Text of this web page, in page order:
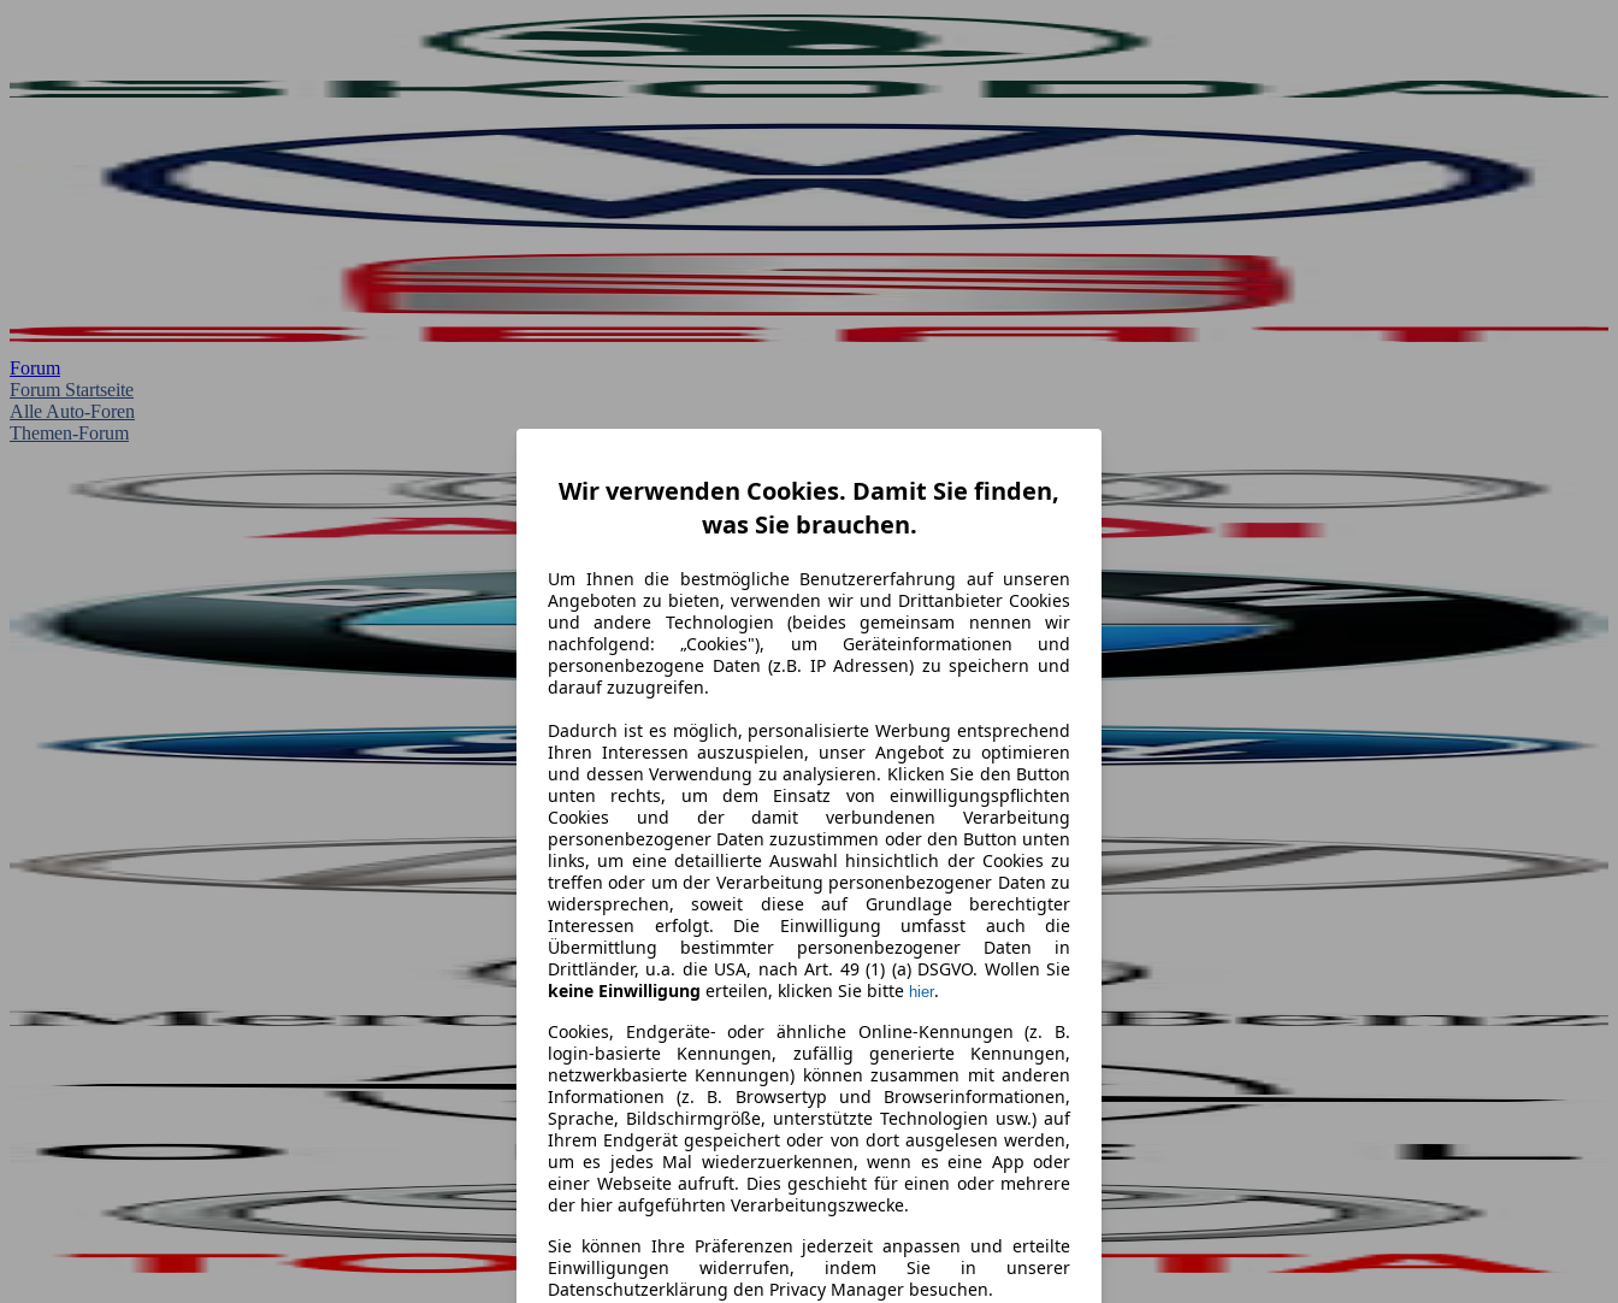
Forum
Forum Startseite
Alle Auto-Foren
Themen-Forum
Wir verwenden Cookies. Damit Sie finden,
was Sie brauchen.
Um Ihnen die bestmögliche Benutzererfahrung auf unseren
Angeboten zu bieten, verwenden wir und Drittanbieter Cookies
und andere Technologien (beides gemeinsam nennen wir
nachfolgend: „Cookies"), um Geräteinformationen und
personenbezogene Daten (z.B. IP Adressen) zu speichern und
darauf zuzugreifen.
Dadurch ist es möglich, personalisierte Werbung entsprechend
Ihren Interessen auszuspielen, unser Angebot zu optimieren
und dessen Verwendung zu analysieren. Klicken Sie den Button
unten rechts, um dem Einsatz von einwilligungspflichten
Cookies und der damit verbundenen Verarbeitung
personenbezogener Daten zuzustimmen oder den Button unten
links, um eine detaillierte Auswahl hinsichtlich der Cookies zu
treffen oder um der Verarbeitung personenbezogener Daten zu
widersprechen, soweit diese auf Grundlage berechtigter
Interessen erfolgt. Die Einwilligung umfasst auch die
Übermittlung bestimmter personenbezogener Daten in
Drittländer, u.a. die USA, nach Art. 49 (1) (a) DSGVO. Wollen Sie
keine Einwilligung erteilen, klicken Sie bitte hier.
Cookies, Endgeräte- oder ähnliche Online-Kennungen (z. B.
login-basierte Kennungen, zufällig generierte Kennungen,
netzwerkbasierte Kennungen) können zusammen mit anderen
Informationen (z. B. Browsertyp und Browserinformationen,
Sprache, Bildschirmgröße, unterstützte Technologien usw.) auf
Ihrem Endgerät gespeichert oder von dort ausgelesen werden,
um es jedes Mal wiederzuerkennen, wenn es eine App oder
einer Webseite aufruft. Dies geschieht für einen oder mehrere
der hier aufgeführten Verarbeitungszwecke.
Sie können Ihre Präferenzen jederzeit anpassen und erteilte
Einwilligungen widerrufen, indem Sie in unserer
Datenschutzerklärung den Privacy Manager besuchen.